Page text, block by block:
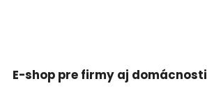
E-shop pre firmy aj domácnosti